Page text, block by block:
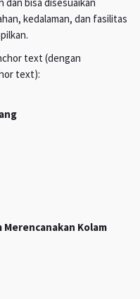
kedalaman, dan fasilitas
text (dengan
text):
Kolam